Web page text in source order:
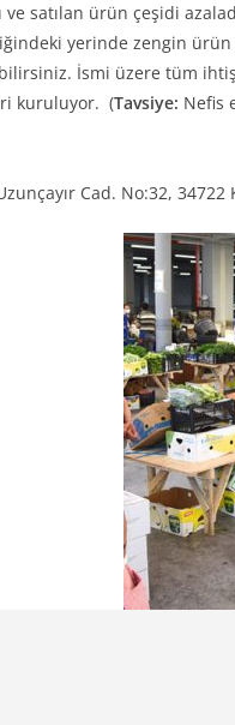
ve satılan ürün çeşidi
yerinde zengin
İsmi üzere tüm
kuruluyor. (Tavsiye: Nefis
Cad. No:32, 34722